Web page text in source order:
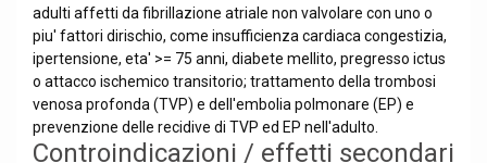
adulti affetti da fibrillazione atriale non valvolare con uno o
piu' fattori dirischio, come insufficienza cardiaca congestizia,
ipertensione, eta' >= 75 anni, diabete mellito, pregresso ictus
o attacco ischemico transitorio; trattamento della trombosi
venosa profonda (TVP) e dell'embolia polmonare (EP) e
prevenzione delle recidive di TVP ed EP nell'adulto.
Controindicazioni / effetti secondari